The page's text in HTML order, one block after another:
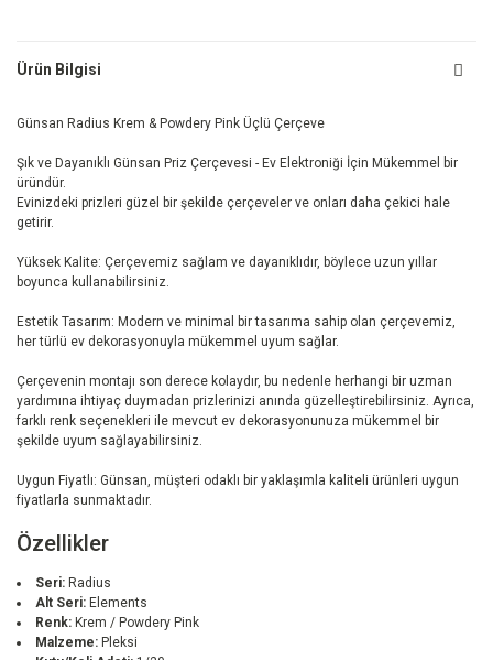
Ürün Bilgisi
Günsan Radius Krem & Powdery Pink Üçlü Çerçeve
Şık ve Dayanıklı Günsan Priz Çerçevesi - Ev Elektroniği İçin Mükemmel bir
üründür.
Evinizdeki prizleri güzel bir şekilde çerçeveler ve onları daha çekici hale
getirir.
Yüksek Kalite: Çerçevemiz sağlam ve dayanıklıdır, böylece uzun yıllar
boyunca kullanabilirsiniz.
Estetik Tasarım: Modern ve minimal bir tasarıma sahip olan çerçevemiz,
her türlü ev dekorasyonuyla mükemmel uyum sağlar.
Çerçevenin montajı son derece kolaydır, bu nedenle herhangi bir uzman
yardımına ihtiyaç duymadan prizlerinizi anında güzelleştirebilirsiniz. Ayrıca,
farklı renk seçenekleri ile mevcut ev dekorasyonunuza mükemmel bir
şekilde uyum sağlayabilirsiniz.
Uygun Fiyatlı: Günsan, müşteri odaklı bir yaklaşımla kaliteli ürünleri uygun
fiyatlarla sunmaktadır.
Özellikler
Seri: Radius
Alt Seri: Elements
Renk: Krem / Powdery Pink
Malzeme: Pleksi